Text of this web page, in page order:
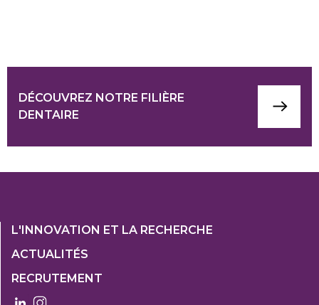
DÉCOUVREZ NOTRE FILIÈRE
DENTAIRE
Footer
1
Col
3
L'INNOVATION ET LA RECHERCHE
ACTUALITÉS
RECRUTEMENT